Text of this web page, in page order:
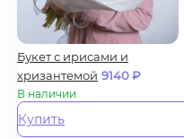
Букет с ирисами и
хризантемой 9140₽
В наличии
Купить